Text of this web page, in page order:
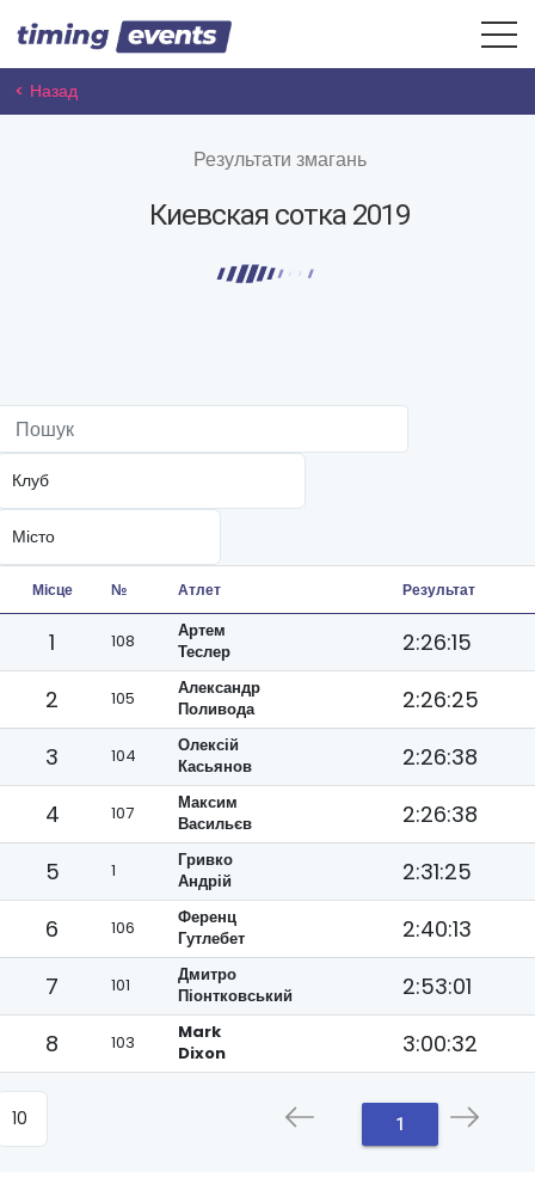
< Назад
Результати змагань
Киевская сотка 2019
Місце № Атлет Результат
1 108
Артем
Теслер
2:26:15
2
105
Александр
Поливода
2:26:25
3
104
Олексій
Касьянов
2:26:38
4
107
Максим
Васильєв
2:26:38
5
1
Гривко
Андрій
2:31:25
6
106
Ференц
Гутлебет
2:40:13
7
101
Дмитро
Піонтковський
2:53:01
8
103
Mark
Dixon
3:00:32
1